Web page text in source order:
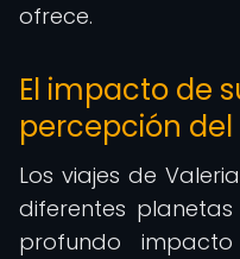
ofrece.
El impacto de
percepción del
Los viajes de
diferentes
profundo